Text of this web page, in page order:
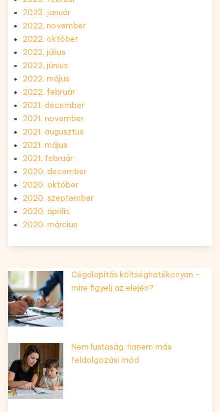
2023. január
2022. november
2022. október
2022. július
2022. június
2022. május
2022. február
2021. december
2021. november
2021. augusztus
2021. május
2021. február
2020. december
2020. október
2020. szeptember
2020. április
2020. március
Cégalapítás költséghatékonyan –
mire figyelj az elején?
Nem lustaság, hanem más
feldolgozási mód